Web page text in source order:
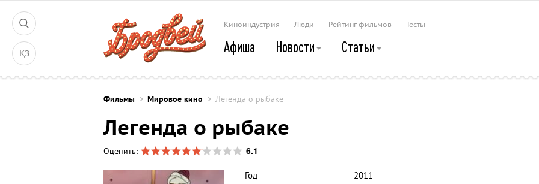
ҚЗ
Киноиндустрия Люди Рейтинг фильмов Тесты
Афиша Новости Статьи
Фильмы Мировое кино Легенда о рыбаке
Легенда о рыбаке
Оценить: 6.1
Год
2011